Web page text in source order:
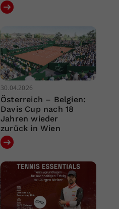
30.04.2026
Österreich – Belgien:
Davis Cup nach 18
Jahren wieder
zurück in Wien